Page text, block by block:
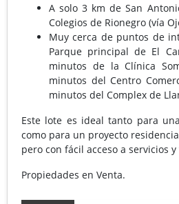
A solo 3 km de San
Colegios de Rionegro (vía
Muy cerca de puntos de
Parque principal de El
minutos de la Clínica
minutos del Centro
minutos del Complex de
Este lote es ideal tanto para
como para un proyecto
pero con fácil acceso a servicios
Propiedades en Venta.